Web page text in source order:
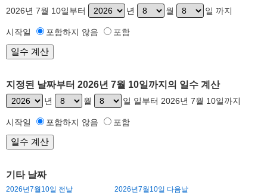
2026년 7월 10일부터 년 월 일 까지
시작일 포함하지 않음 포함
지정된 날짜부터 2026년 7월 10일까지의 일수 계산
년 월 일 일부터 2026년 7월 10일까지
시작일 포함하지 않음 포함
기타 날짜
2026년7월10일 전날
2026년7월10일 다음날